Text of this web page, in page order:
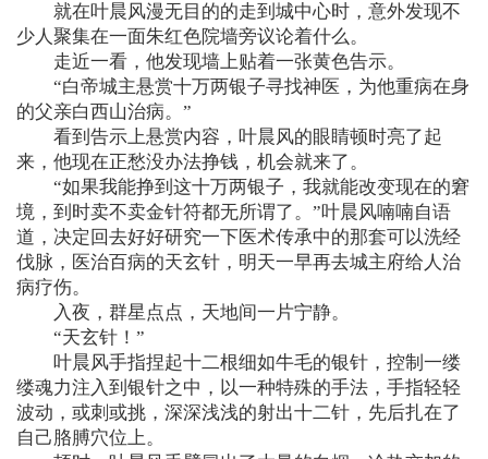
就在叶晨风漫无目的的走到城中心时，意外发现不
少人聚集在一面朱红色院墙旁议论着什么。
走近一看，他发现墙上贴着一张黄色告示。
“白帝城主悬赏十万两银子寻找神医，为他重病在身
的父亲白西山治病。”
看到告示上悬赏内容，叶晨风的眼睛顿时亮了起
来，他现在正愁没办法挣钱，机会就来了。
“如果我能挣到这十万两银子，我就能改变现在的窘
境，到时卖不卖金针符都无所谓了。”叶晨风喃喃自语
道，决定回去好好研究一下医术传承中的那套可以洗经
伐脉，医治百病的天玄针，明天一早再去城主府给人治
病疗伤。
入夜，群星点点，天地间一片宁静。
“天玄针！”
叶晨风手指捏起十二根细如牛毛的银针，控制一缕
缕魂力注入到银针之中，以一种特殊的手法，手指轻轻
波动，或刺或挑，深深浅浅的射出十二针，先后扎在了
自己胳膊穴位上。